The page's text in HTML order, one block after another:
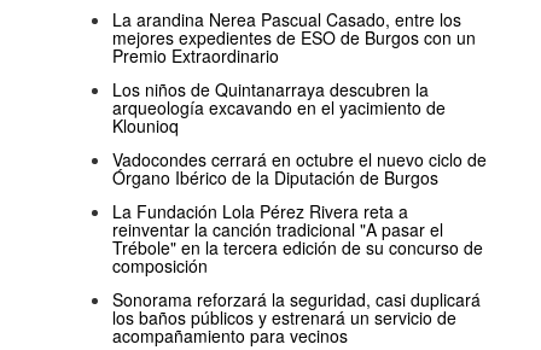
La arandina Nerea Pascual Casado, entre los
mejores expedientes de ESO de Burgos con un
Premio Extraordinario
Los niños de Quintanarraya descubren la
arqueología excavando en el yacimiento de
Klounioq
Vadocondes cerrará en octubre el nuevo ciclo de
Órgano Ibérico de la Diputación de Burgos
La Fundación Lola Pérez Rivera reta a
reinventar la canción tradicional "A pasar el
Trébole" en la tercera edición de su concurso de
composición
Sonorama reforzará la seguridad, casi duplicará
los baños públicos y estrenará un servicio de
acompañamiento para vecinos